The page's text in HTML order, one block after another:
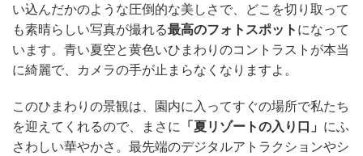
い込んだかのような圧倒的な美しさで、どこを切り取って
も素晴らしい写真が撮れる最高のフォトスポット になって
います。青い夏空と黄色いひまわりのコントラストが本当
に綺麗で、カメラの手が止まらなくなりますよ。
このひまわりの景観は、園内に入ってすぐの場所で私たち
を迎えてくれるので、まさに 「夏リゾートの入り口」 にふ
さわしい華やかさ。最先端のデジタルアトラクションやシ